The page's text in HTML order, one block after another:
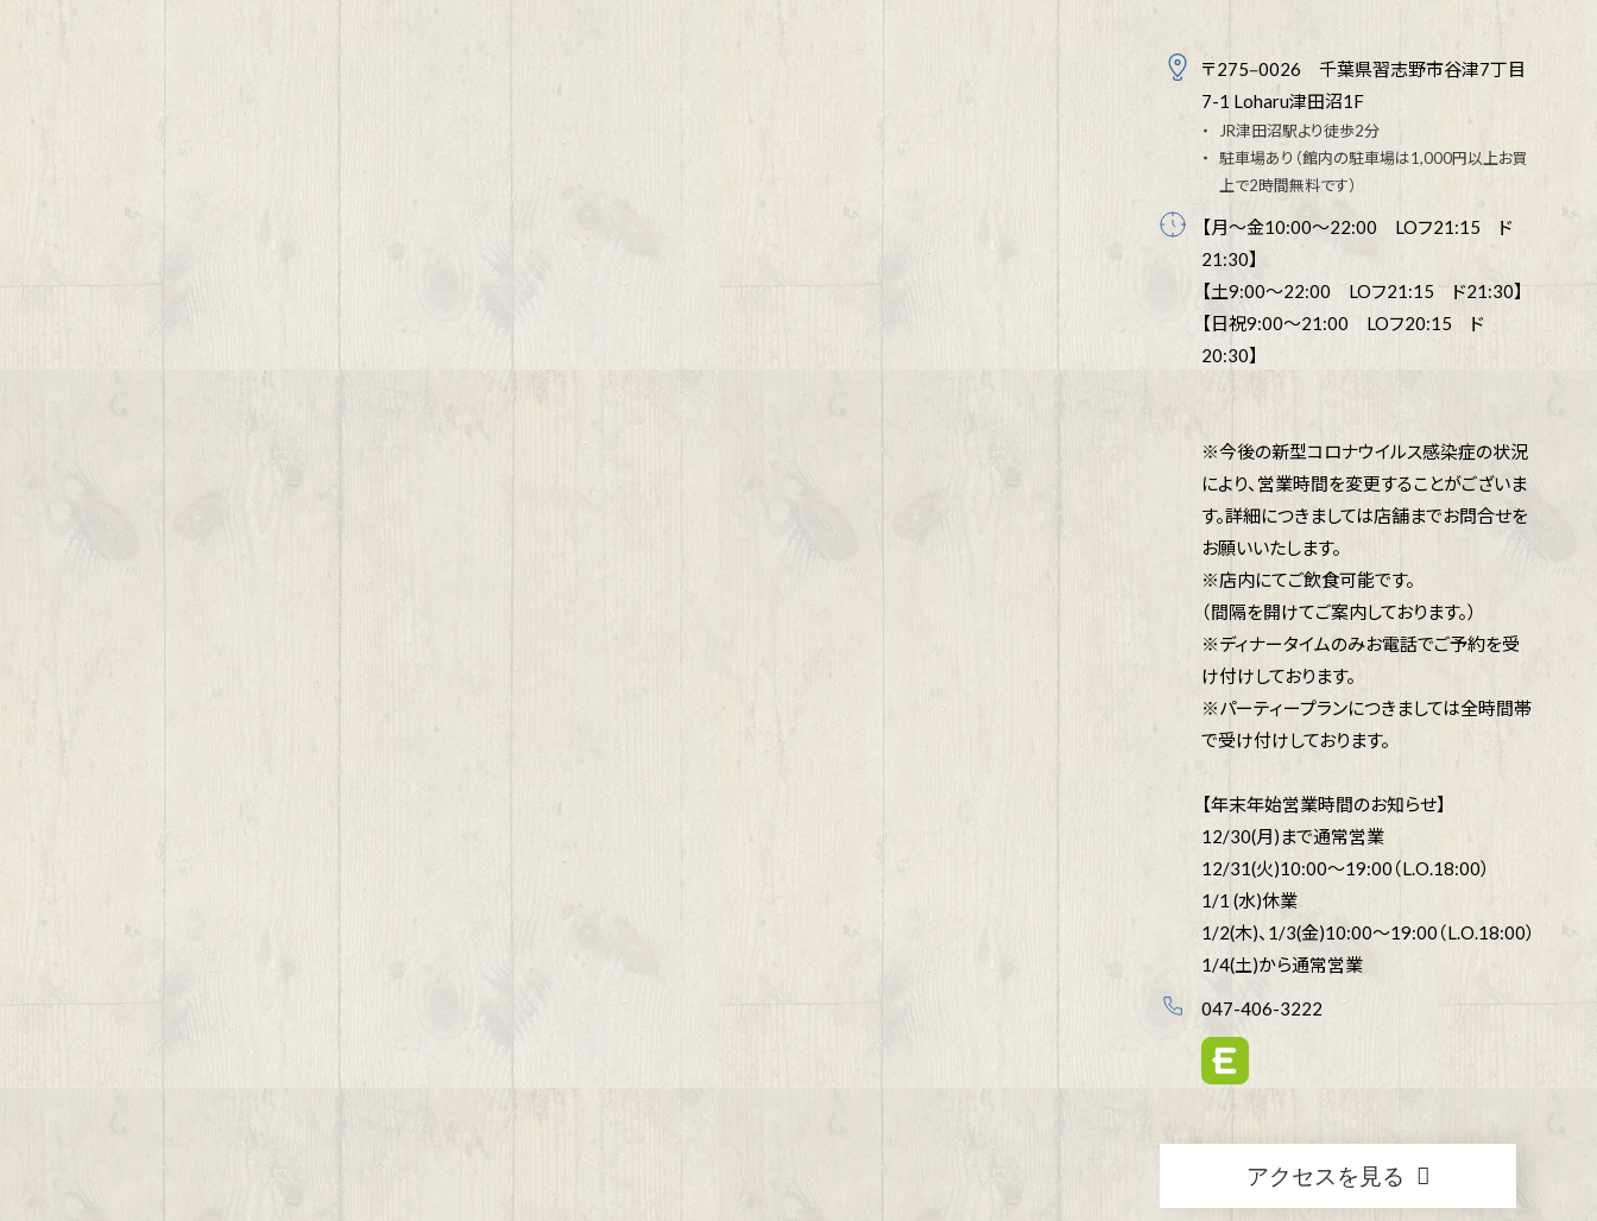
〒275‒0026 千葉県習志野市谷津7丁目
7-1 Loharu津田沼1F
JR津田沼駅より徒歩2分
駐車場あり（館内の駐車場は1,000円以上お買
上で2時間無料です）
【月～金10:00～22:00 LOフ21:15 ド
21:30】
【土9:00～22:00 LOフ21:15 ド21:30】
【日祝9:00～21:00 LOフ20:15 ド
20:30】
※今後の新型コロナウイルス感染症の状況
により、営業時間を変更することがございま
す。詳細につきましては店舗までお問合せを
お願いいたします。
※店内にてご飲食可能です。
（間隔を開けてご案内しております。）
※ディナータイムのみお電話でご予約を受
け付けしております。
※パーティープランにつきましては全時間帯
で受け付けしております。
【年末年始営業時間のお知らせ】
12/30(月)まで通常営業
12/31(火)10:00～19:00（L.O.18:00）
1/1 (水)休業
1/2(木)、1/3(金)10:00～19:00（L.O.18:00）
1/4(土)から通常営業
047-406-3222
アクセスを見る